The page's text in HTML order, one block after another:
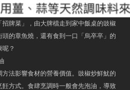
牌菜」，由大牌檔走到家中飯桌的豉椒
的章魚燒，還有食到一口「烏卒卒」的
？
法影響食材的營養價值。豉椒炒鮮魷的
方式。食肆烹調時一般會先泡油，導致